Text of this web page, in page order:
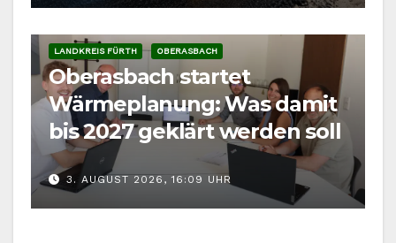
LANDKREIS FÜRTH OBERASBACH
Oberasbach startet
Wärmeplanung: Was damit
bis 2027 geklärt werden soll
3. AUGUST 2026, 16:09 UHR